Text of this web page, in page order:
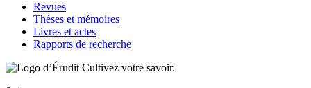
Revues
Thèses et mémoires
Livres et actes
Rapports de recherche
Cultivez votre savoir.